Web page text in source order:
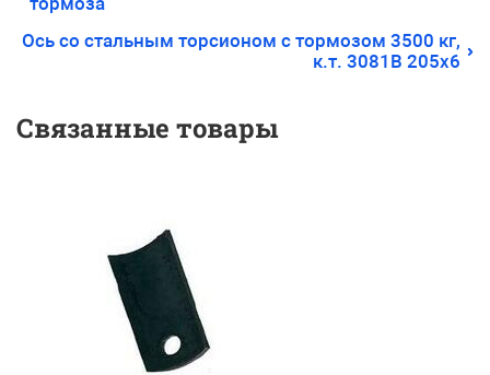
Ось со стальным торсионом с тормозом 3500 кг,
к.т. 3081В 205х6
Связанные товары